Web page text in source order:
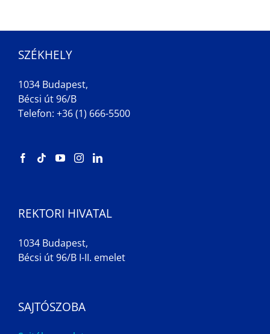
SZÉKHELY
1034 Budapest,
Bécsi út 96/B
Telefon: +36 (1) 666-5500
REKTORI HIVATAL
1034 Budapest,
Bécsi út 96/B I-II. emelet
SAJTÓSZOBA